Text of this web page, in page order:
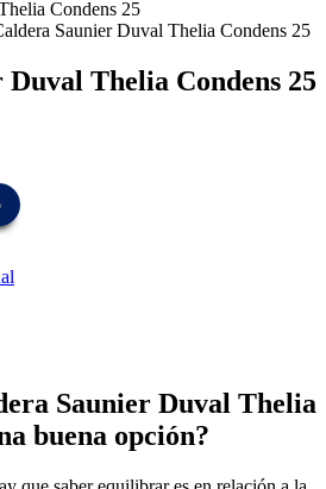
Saunier Duval Thelia Condens 25
Thelia Condens 25
Saunier Duval Thelia
buena opción?